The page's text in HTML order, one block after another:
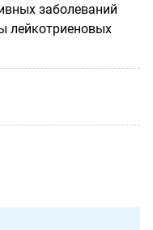
заболеваний
лейкотриеновых